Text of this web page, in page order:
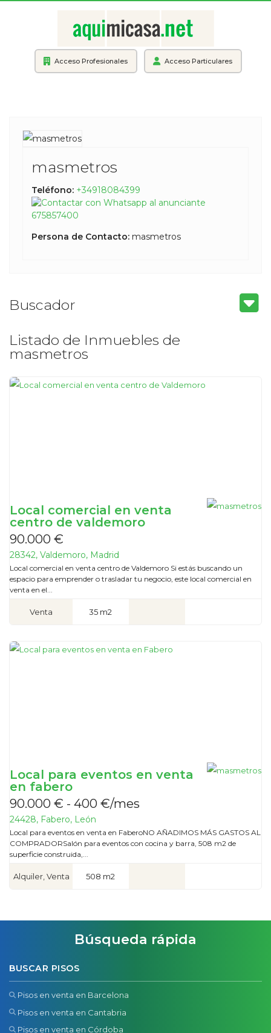
Acceso Profesionales Acceso Particulares
masmetros
Teléfono: +34918084399
675857400
Persona de Contacto: masmetros
Listado de Inmuebles de
masmetros
Local comercial en venta
centro de valdemoro
90.000 €
28342, Valdemoro, Madrid
Local comercial en venta centro de Valdemoro Si estás buscando un
espacio para emprender o trasladar tu negocio, este local comercial en
venta en el...
Venta 35 m2
Local para eventos en venta
en fabero
90.000 € - 400 €/mes
24428, Fabero, León
Local para eventos en venta en FaberoNO AÑADIMOS MÁS GASTOS AL
COMPRADORSalón para eventos con cocina y barra, 508 m2 de
superficie construida,...
Alquiler, Venta 508 m2
Buscador
Búsqueda rápida
BUSCAR PISOS
Pisos en venta en Barcelona
Pisos en venta en Cantabria
Pisos en venta en Córdoba